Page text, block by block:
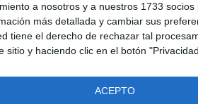
a nosotros y a nuestros 1733 socios
más detallada y cambiar sus
tiene el derecho de rechazar tal
y haciendo clic en el botón
ACEPTO
593 2767